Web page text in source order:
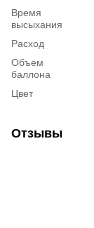
Время
высыхания
Расход
Объем
баллона
Цвет
Отзывы